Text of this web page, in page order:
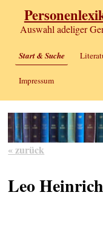
Auswahl adeliger
Start & Suche
Impressum
« zurück
Leo